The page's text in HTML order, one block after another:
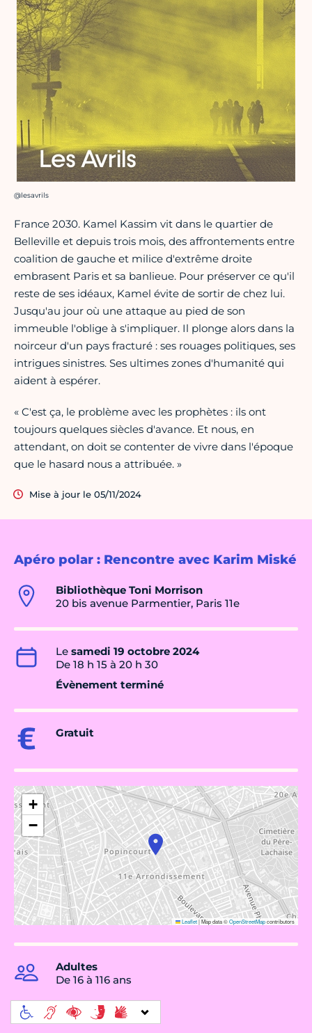
Apéro polar : Rencontre avec Karim Miské
Bibliothèque Toni Morrison
20 bis avenue Parmentier, Paris 11e
Le samedi 19 octobre 2024
De 18 h 15 à 20 h 30
Évènement terminé
Gratuit
+
−
Leaflet|Map data ©OpenStreetMapcontributors
Adultes
De 16 à 116 ans
Crédit photo :
@lesavrils
France 2030. Kamel Kassim vit dans le quartier de
Belleville et depuis trois mois, des affrontements entre
coalition de gauche et milice d'extrême droite
embrasent Paris et sa banlieue. Pour préserver ce qu'il
reste de ses idéaux, Kamel évite de sortir de chez lui.
Jusqu'au jour où une attaque au pied de son
immeuble l'oblige à s'impliquer. Il plonge alors dans la
noirceur d'un pays fracturé : ses rouages politiques, ses
intrigues sinistres. Ses ultimes zones d'humanité qui
aident à espérer.
« C'est ça, le problème avec les prophètes : ils ont
toujours quelques siècles d'avance. Et nous, en
attendant, on doit se contenter de vivre dans l'époque
que le hasard nous a attribuée. »
Mise à jour le 05/11/2024